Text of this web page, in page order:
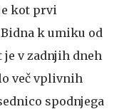
kot prvi
k umiku od
je v zadnjih dneh
več vplivnih
spodnjega